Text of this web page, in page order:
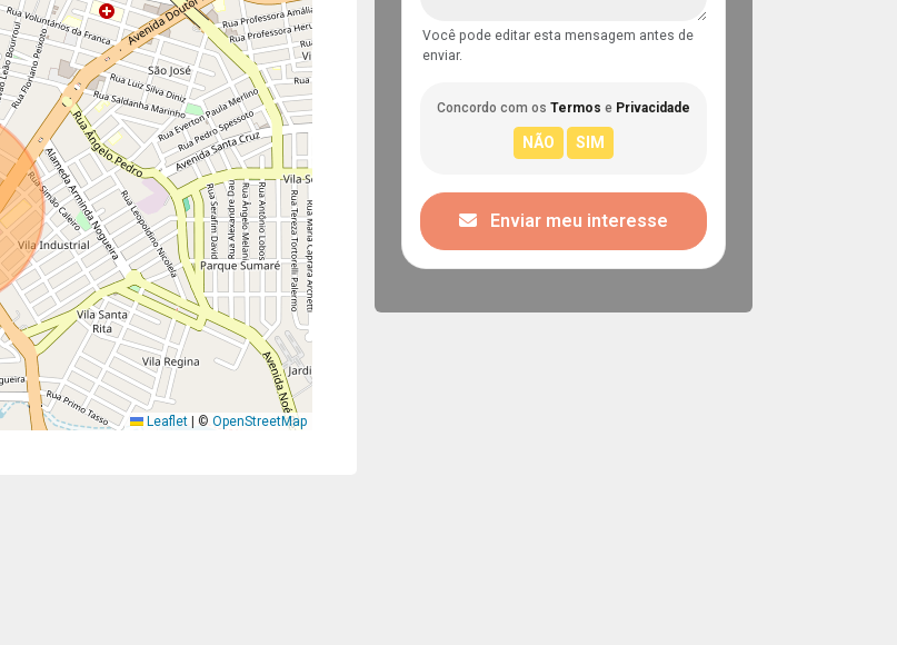
Leaflet © OpenStreetMap
Você pode editar esta mensagem antes de
enviar.
Concordo com os Termos e Privacidade
Enviar meu interesse